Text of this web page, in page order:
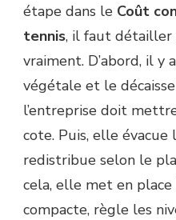
étape dans le Coût
tennis, il faut détailler
vraiment. D’abord, il y
végétale et le
l’entreprise doit
cote. Puis, elle évacue
redistribue selon le
cela, elle met en
compacte, règle les